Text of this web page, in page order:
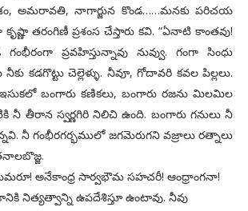
అమరావతి, నాగార్జున కొండ……మనకు పరిచయ
తరంగిణీ ప్రశంస చేస్తారు కవి. “ఏనాటి కాంతవు!
ప్రవహిస్తున్నావు నువ్వు. గంగా సింధు
కడగొట్టు చెల్లెళ్ళు. నీవూ, గోదావరి కవల పిల్లలు.
బంగారు కణికలు, బంగారు రజను మిలమిల
తీరాన స్వర్ణగిరి నిలిచి ఉంది. బంగారు గనులు నీ
నీ గంభీరగర్భములో జగమెరుగని వజ్రాలు రత్నాలు
అనేకాంధ్ర సార్వభౌమ సహచరీ! ఆంధ్రాంగనా!
నిత్యత్వాన్ని ఉపదేశిస్తూ ఉంటావు. నీవు